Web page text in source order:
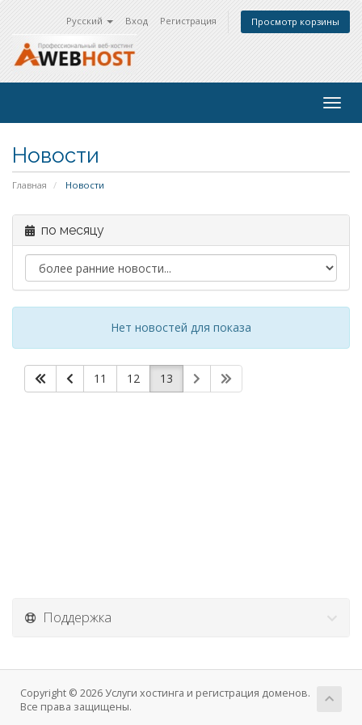
Русский Вход Регистрация Просмотр корзины
Новости
Главная Новости
по месяцу
Нет новостей для показа
11 12 13
Поддержка
Copyright © 2026 Услуги хостинга и регистрация доменов.
Все права защищены.